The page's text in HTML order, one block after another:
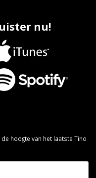
nu!
hoogte van het laatste Tino